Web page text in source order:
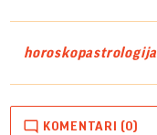
horoskopastrologija
KOMENTARI (0)